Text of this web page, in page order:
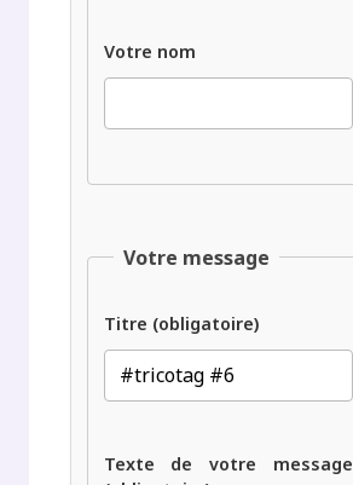
Votre nom
Votre message
Titre (obligatoire)
Texte de votre message